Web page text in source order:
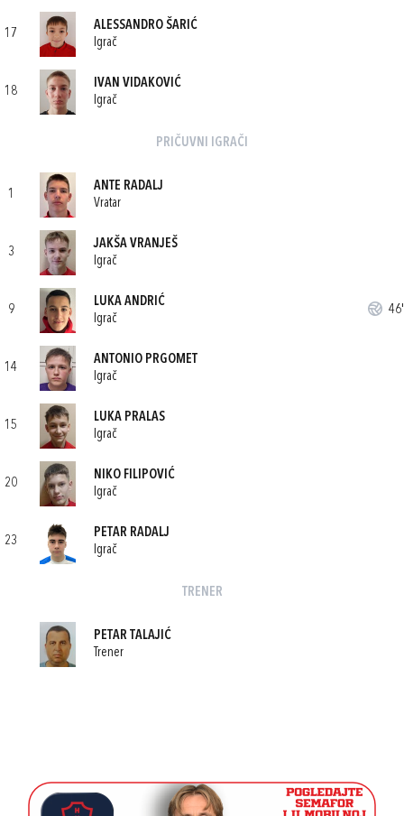
17
ALESSANDRO ŠARIĆ
Igrač
18
IVAN VIDAKOVIĆ
Igrač
PRIČUVNI IGRAČI
1
ANTE RADALJ
Vratar
3
JAKŠA VRANJEŠ
Igrač
9
LUKA ANDRIĆ
Igrač
46'
14
ANTONIO PRGOMET
Igrač
15
LUKA PRALAS
Igrač
20
NIKO FILIPOVIĆ
Igrač
23
PETAR RADALJ
Igrač
TRENER
PETAR TALAJIĆ
Trener